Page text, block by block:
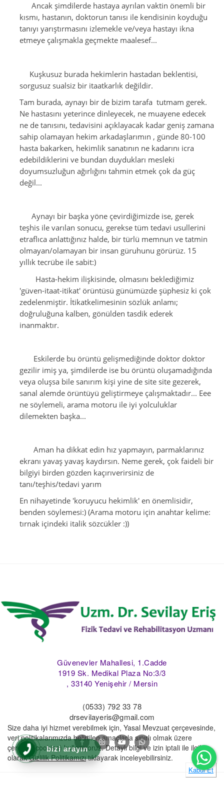
Ancak şimdilerde hastaya ayrılan vaktin önemli bir
kısmı, hastanın, doktorun tanısı ile kendisinin koyduğu
tanıyı yarıştırmasını izlemekle ve/veya hastayı ikna
etmeye çalışmakla geçmekte maalesef...
Kuşkusuz burada hekimlerin hastadan beklentisi,
sorgusuz sualsiz bir itaatkarlık değildir.
Tam burada, aynayı bir de bizim tarafa tutmam gerek.
Ne hastasını yeterince dinleyecek, ne muayene edecek
ne de tanısını, tedavisini açıklayacak kadar geniş zamana
sahip olamayan hekim arkadaşlarımın , günde 80-100
hasta bakarken, hekimlik sanatının ne kadarını icra
edebildiklerini ve bundan duydukları mesleki
doyumsuzluğun ağırlığını tahmin etmek çok da güç
değil...
Aynayı bir başka yöne çevirdiğimizde ise, gerek
teşhis ile varılan sonucu, gerekse tüm tedavi usullerini
etraflıca anlattığınız halde, bir türlü memnun ve tatmin
olmayan/olamayan bir insan güruhunu görürüz. 15
yıllık tecrübe ile sabit:)
Hasta-hekim ilişkisinde, olmasını beklediğimiz
'güven-itaat-itikat' örüntüsü günümüzde şüphesiz ki çok
zedelenmiştir. İtikatkelimesinin sözlük anlamı;
doğruluğuna kalben, gönülden tasdik ederek
inanmaktır.
Eskilerde bu örüntü gelişmediğinde doktor doktor
gezilir imiş ya, şimdilerde ise bu örüntü oluşamadığında
veya oluşsa bile sanırım kişi yine de site site gezerek,
sanal alemde örüntüyü geliştirmeye çalışmaktadır... Eee
ne söylemeli, arama motoru ile iyi yolculuklar
dilemekten başka...
Aman ha dikkat edin hız yapmayın, parmaklarınız
ekranı yavaş yavaş kaydırsın. Neme gerek, çok faideli bir
bilgiyi birden gözden kaçırıverirsiniz de
tanı/teşhis/tedavi yarım
En nihayetinde 'koruyucu hekimlik' en önemlisidir,
benden söylemesi:) (Arama motoru için anahtar kelime:
tırnak içindeki italik sözcükler :))
Güvenevler Mahallesi, 1.Cadde
1919 Sk. Medikal Plaza No:3/3
, 33140 Yenişehir / Mersin
(0533) 792 33 78
drsevilayeris@gmail.com
bizi arayın
Size daha iyi hizmet verebilmek için, Yasal Mevzuat çerçevesinde,
veri politikalarımızda belirtilen amaçlarla sınırlı olmak üzere
çerezler(cookies) kullanıyoruz. Detaylı bilgi ve izin iptali ile ilgili
olarakGizlilik Politikamızıtıklayarak inceleyebilirsiniz.
Kabul Et